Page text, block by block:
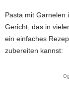
Pasta mit Garnelen
Gericht, das in
ein einfaches
zubereiten kannst: